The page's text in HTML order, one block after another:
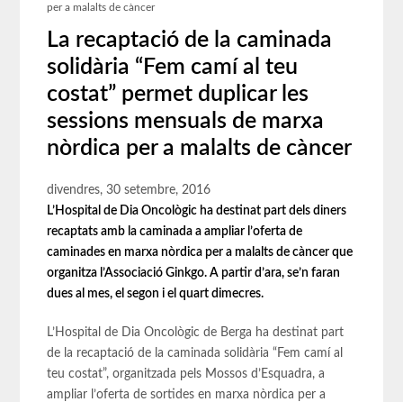
per a malalts de càncer
La recaptació de la caminada
solidària “Fem camí al teu
costat” permet duplicar les
sessions mensuals de marxa
nòrdica per a malalts de càncer
divendres, 30 setembre, 2016
L’Hospital de Dia Oncològic ha destinat part dels diners
recaptats amb la caminada a ampliar l’oferta de
caminades en marxa nòrdica per a malalts de càncer que
organitza l’Associació Ginkgo.A partir d’ara, se’n faran
dues al mes, el segon i el quart dimecres.
L’Hospital de Dia Oncològic de Berga ha destinat part
de la recaptació de la caminada solidària “Fem camí al
teu costat”, organitzada pels Mossos d’Esquadra, a
ampliar l’oferta de sortides en marxa nòrdica per a